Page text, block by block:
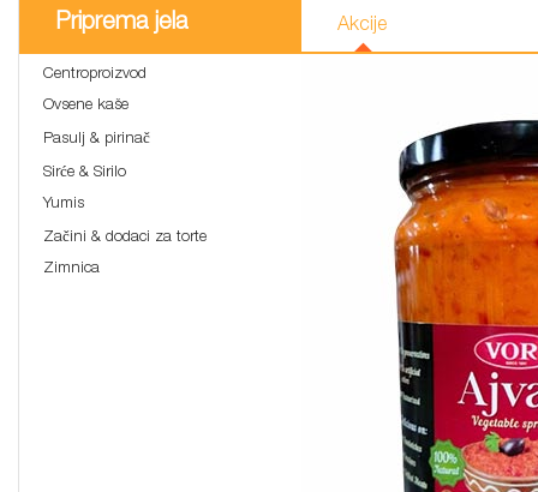
Priprema jela Akcije
Centroproizvod
Ovsene kaše
Pasulj & pirinač
Sirće & Sirilo
Yumis
Začini & dodaci za torte
Zimnica